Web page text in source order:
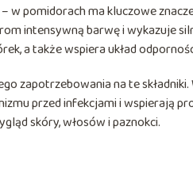
– w pomidorach ma kluczowe
intensywną barwę i wykazuje
a także wspiera układ
zapotrzebowania na te
przed infekcjami i wspierają
skóry, włosów i paznokci.